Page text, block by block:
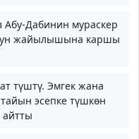
Абу-Дабинин мураскер
жайылышына каршы
түштү. Эмгек жана
эсепке түшкөн